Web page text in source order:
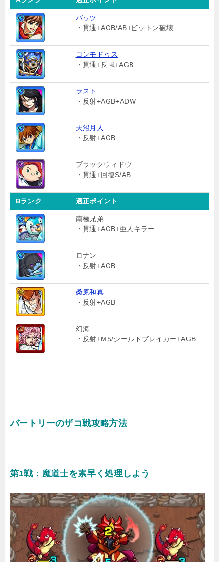
バッツ
・貫通+AGB/AB+ビットン破壊
コンモドゥス
・貫通+反風+AGB
ラスト
・反射+AGB+ADW
天沼月人
・反射+AGB
ブラックウィドウ
・貫通+回復S/AB
Bランク 適正ポイント
南極兄弟
・貫通+AGB+亜人キラー
ロナン
・反射+AGB
桑原和真
・反射+AGB
幻海
・反射+MS/シールドブレイカー+AGB
バートリーのザコ戦攻略方法
第1戦：魔道士を素早く処理しよう